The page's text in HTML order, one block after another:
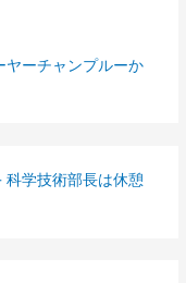
ヤーチャンプルーか
学技術部長は休憩